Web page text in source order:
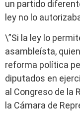
un partido
ley no lo
\”Si la ley lo
asambleísta,
reforma política
diputados en
al Congreso de la
la Cámara de